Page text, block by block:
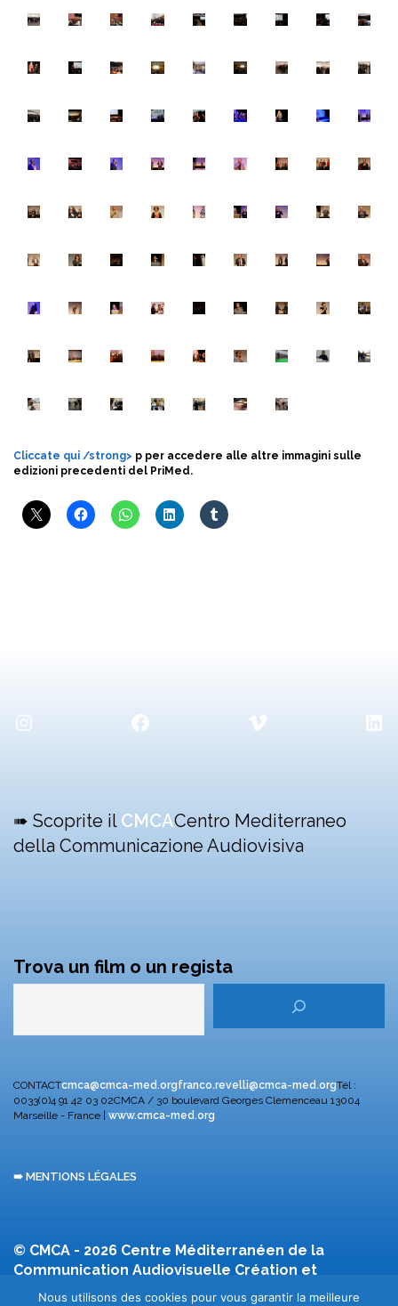
Cliccate qui /strong> p per accedere alle altre immagini sulle
edizioni precedenti del PriMed.
Instagram Facebook Vimeo
➠ Scoprite il CMCACentro Mediterraneo
della Communicazione Audiovisiva
Trova un film o un regista
CONTACTcmca@cmca-med.orgfranco.revelli@cmca-med.orgTél :
0033(0)4 91 42 03 02CMCA / 30 boulevard Georges Clemenceau 13004
Marseille - France | www.cmca-med.org
➠ MENTIONS LÉGALES
© CMCA - 2026 Centre Méditerranéen de la
Communication Audiovisuelle Création et
développement F. Revelli
Nous utilisons des cookies pour vous garantir la meilleure